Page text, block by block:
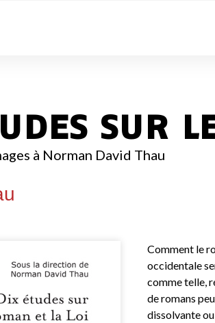
sur
à Norman David Thau
Comment le
occidentale
comme telle,
de romans
dissolvante